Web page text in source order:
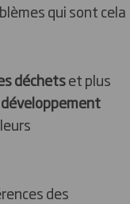
qui sont cela
déchetset plus
des